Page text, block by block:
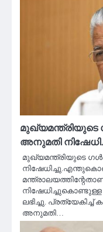
മുഖ്യമന്ത്രിയുടെ
അനുമതി
മുഖ്യമന്ത്രിയുടെ
നിഷേധിച്ചുകൊണ്ടുള്ള
ലഭിച്ചു.
അനുമതി…